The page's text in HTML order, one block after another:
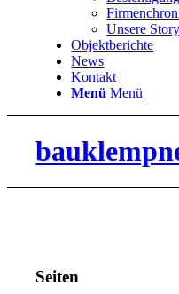
Unsere Story
Objektberichte
News
Kontakt
Menü Menü
Seiten